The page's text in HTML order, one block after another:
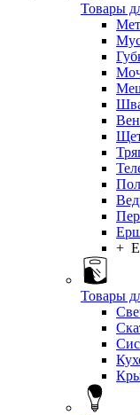
Товары
+
Товары